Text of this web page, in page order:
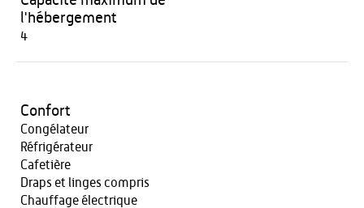
l'hébergement
4
Confort
Congélateur
Réfrigérateur
Cafetière
Draps et linges compris
Chauffage électrique